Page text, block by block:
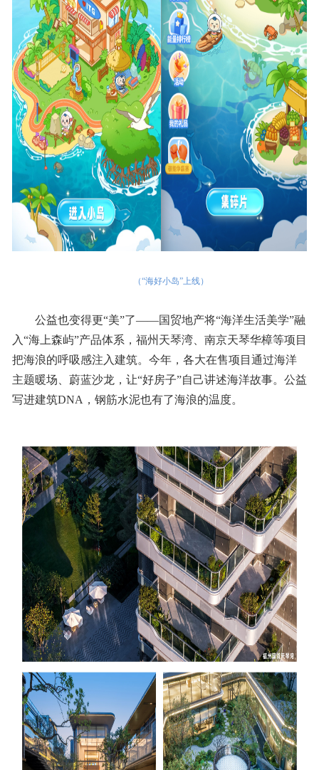
（“海好小岛”上线）
公益也变得更“美”了——国贸地产将“海洋生活美学”融
入“海上森屿”产品体系，福州天琴湾、南京天琴华樟等项目
把海浪的呼吸感注入建筑。今年，各大在售项目通过海洋
主题暖场、蔚蓝沙龙，让“好房子”自己讲述海洋故事。公益
写进建筑DNA，钢筋水泥也有了海浪的温度。